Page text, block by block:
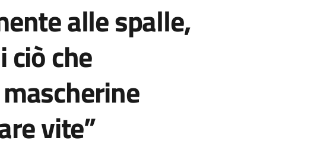
alle spalle,
ciò che
vite”